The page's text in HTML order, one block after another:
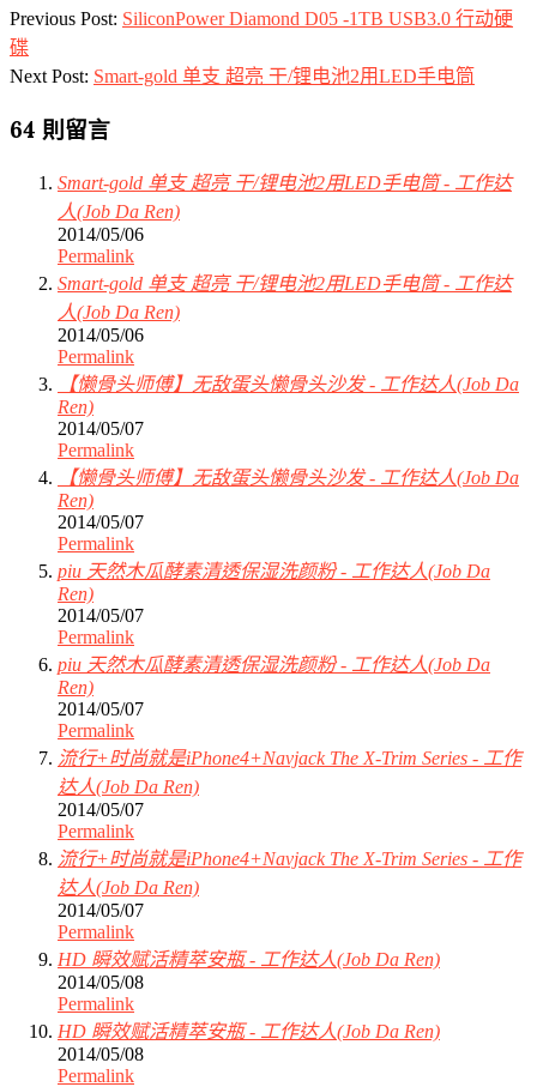
2014-
05-
05
Previous Post: SiliconPower Diamond D05 -1TB USB3.0 行动硬
碟
Next Post: Smart-gold 单支 超亮 干/锂电池2用LED手电筒
64 則留言
Smart-gold 单支 超亮 干/锂电池2用LED手电筒 - 工作达
人(Job Da Ren)
2014/05/06
Permalink
Smart-gold 单支 超亮 干/锂电池2用LED手电筒 - 工作达
人(Job Da Ren)
2014/05/06
Permalink
【懒骨头师傅】无敌蛋头懒骨头沙发 - 工作达人(Job Da
Ren)
2014/05/07
Permalink
【懒骨头师傅】无敌蛋头懒骨头沙发 - 工作达人(Job Da
Ren)
2014/05/07
Permalink
piu 天然木瓜酵素清透保湿洗颜粉 - 工作达人(Job Da
Ren)
2014/05/07
Permalink
piu 天然木瓜酵素清透保湿洗颜粉 - 工作达人(Job Da
Ren)
2014/05/07
Permalink
流行+时尚就是iPhone4+Navjack The X-Trim Series - 工作
达人(Job Da Ren)
2014/05/07
Permalink
流行+时尚就是iPhone4+Navjack The X-Trim Series - 工作
达人(Job Da Ren)
2014/05/07
Permalink
HD 瞬效赋活精萃安瓶 - 工作达人(Job Da Ren)
2014/05/08
Permalink
HD 瞬效赋活精萃安瓶 - 工作达人(Job Da Ren)
2014/05/08
Permalink